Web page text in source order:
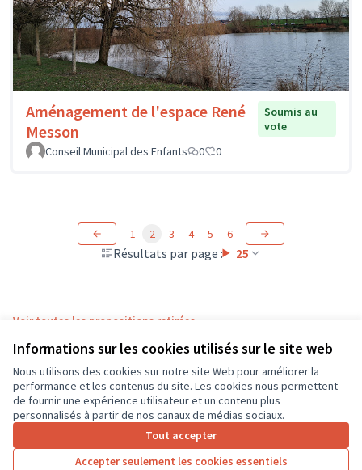
Informations sur les cookies utilisés sur le site web
Nous utilisons des cookies sur notre site Web pour améliorer la
performance et les contenus du site. Les cookies nous permettent
de fournir une expérience utilisateur et un contenu plus
personnalisés à partir de nos canaux de médias sociaux.
Tout accepter
Accepter seulement les cookies essentiels
Aménagement de l'espace René
Messon
Soumis au
vote
Conseil Municipal des Enfants
0 0
Résultats par page : 25
1 2 3 4 5 6
Voir toutes les propositions retirées
Conditions d'utilisation
Paramètres des cookies
CD37 sur X
(Lien externe)
CD37 sur Facebook
CD37 sur Instagram
CD37 sur YouTube
(Lien externe)